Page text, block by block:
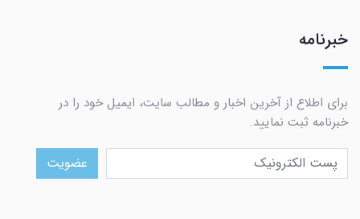
خبرنامه
برای اطلاع از آخرین اخبار و مطالب سایت، ایمیل خود را در
خبرنامه ثبت نمایید.
عضویت